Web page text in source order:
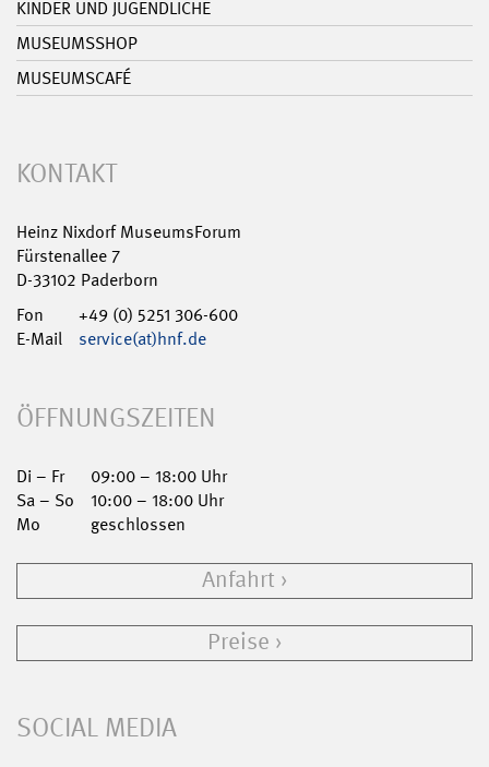
KINDER UND JUGENDLICHE
MUSEUMSSHOP
MUSEUMSCAFÉ
KONTAKT
Heinz Nixdorf MuseumsForum
Fürstenallee 7
D-33102 Paderborn
Fon
+49 (0) 5251 306-600
E-Mail
service(at)hnf.de
ÖFFNUNGSZEITEN
Di – Fr
09:00 – 18:00 Uhr
Sa – So
10:00 – 18:00 Uhr
Mo
geschlossen
Anfahrt
Preise
SOCIAL MEDIA